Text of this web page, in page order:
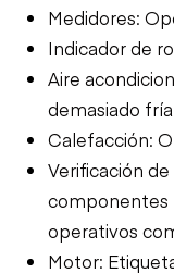
Medidores:
Indicador de
Aire
demasiado
Calefacción:
Verificación
componentes
operativos
Motor: